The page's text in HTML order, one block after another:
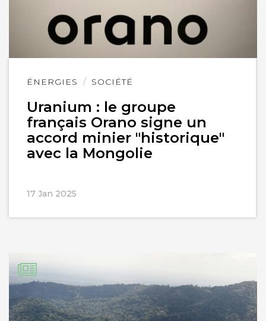
ÉNERGIES SOCIÉTÉ
Uranium : le groupe
français Orano signe un
accord minier "historique"
avec la Mongolie
17 Jan 2025
Lire